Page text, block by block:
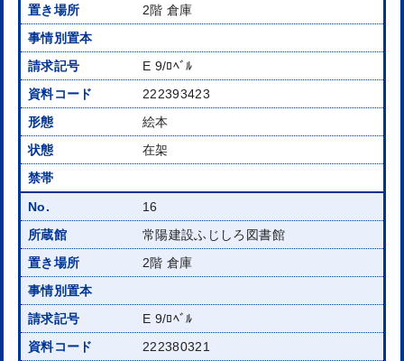
2階 倉庫
E 9/ﾛﾍﾞﾙ
222393423
絵本
在架
16
常陽建設ふじしろ図書館
2階 倉庫
E 9/ﾛﾍﾞﾙ
222380321